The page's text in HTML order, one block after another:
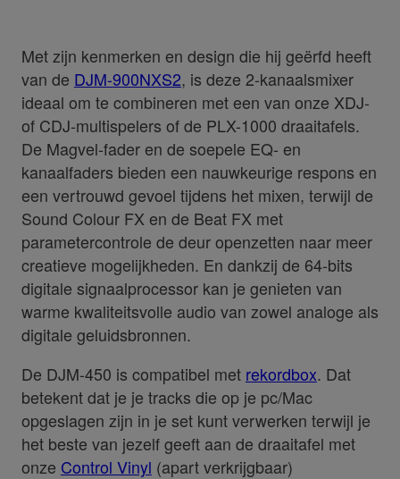
Met zijn kenmerken en design die hij geërfd heeft
van de DJM-900NXS2, is deze 2-kanaalsmixer
ideaal om te combineren met een van onze XDJ-
of CDJ-multispelers of de PLX-1000 draaitafels.
De Magvel-fader en de soepele EQ- en
kanaalfaders bieden een nauwkeurige respons en
een vertrouwd gevoel tijdens het mixen, terwijl de
Sound Colour FX en de Beat FX met
parametercontrole de deur openzetten naar meer
creatieve mogelijkheden. En dankzij de 64-bits
digitale signaalprocessor kan je genieten van
warme kwaliteitsvolle audio van zowel analoge als
digitale geluidsbronnen.
De DJM-450 is compatibel met rekordbox. Dat
betekent dat je je tracks die op je pc/Mac
opgeslagen zijn in je set kunt verwerken terwijl je
het beste van jezelf geeft aan de draaitafel met
onze Control Vinyl (apart verkrijgbaar)